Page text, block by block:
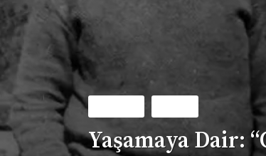
Yaşamaya Dair: